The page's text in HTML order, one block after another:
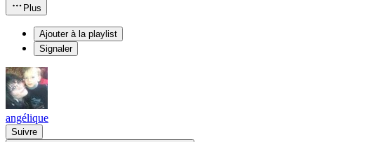
Plus
Ajouter à la playlist
Signaler
angélique
Suivre